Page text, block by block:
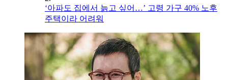
‘아파도 집에서 늙고 싶어…’ 고령 가구 40% 노후
주택이라 어려워